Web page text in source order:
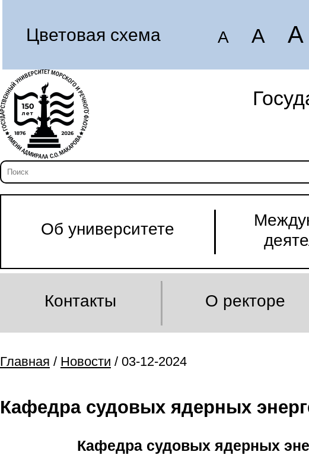
Цветовая схема A A A
Об университете
Контакты О ректоре
Главная / Новости / 03-12-2024
Кафедра судовых ядерных
Кафедра судовых ядерных